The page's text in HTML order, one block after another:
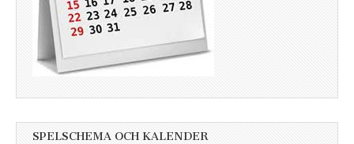
SPELSCHEMA OCH KALENDER